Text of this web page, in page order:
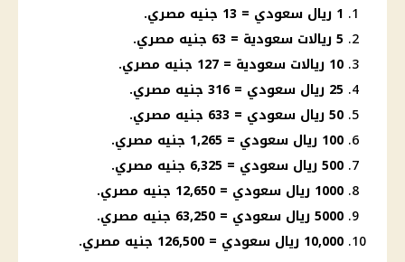
1 ريال سعودي = 13 جنيه مصري.
5 ريالات سعودية = 63 جنيه مصري.
10 ريالات سعودية = 127 جنيه مصري.
25 ريال سعودي = 316 جنيه مصري.
50 ريال سعودي = 633 جنيه مصري.
100 ريال سعودي = 1,265 جنيه مصري.
500 ريال سعودي = 6,325 جنيه مصري.
1000 ريال سعودي = 12,650 جنيه مصري.
5000 ريال سعودي = 63,250 جنيه مصري.
10,000 ريال سعودي = 126,500 جنيه مصري.